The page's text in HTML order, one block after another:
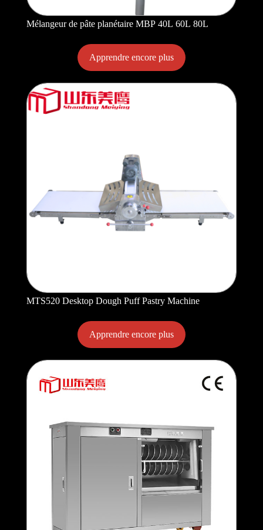
Mélangeur de pâte planétaire MBP 40L 60L 80L
Apprendre encore plus
MTS520 Desktop Dough Puff Pastry Machine
Apprendre encore plus